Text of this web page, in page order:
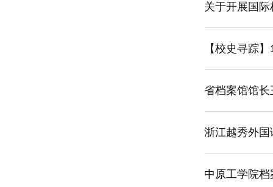
关于开展国
【校史寻踪
省档案馆馆
浙江越秀外
中原工学院